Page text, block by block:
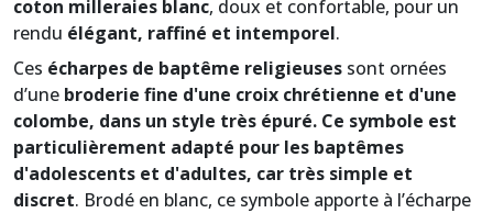
coton milleraies blanc, doux et confortable, pour un
rendu élégant, raffiné et intemporel.
Ces écharpes de baptême religieuses sont ornées
d’une broderie fine d'une croix chrétienne et d'une
colombe, dans un style très épuré. Ce symbole est
particulièrement adapté pour les baptêmes
d'adolescents et d'adultes, car très simple et
discret. Brodé en blanc, ce symbole apporte à l’écharpe